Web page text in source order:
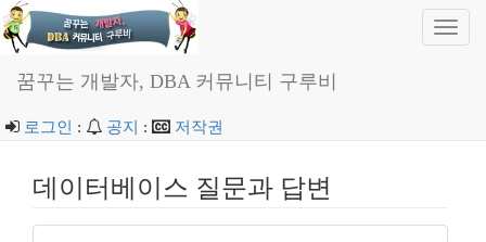
꿈꾸는 개발자, DBA 커뮤니티 구루비
로그인 : 공지 : 저작권
데이터베이스 질문과 답변